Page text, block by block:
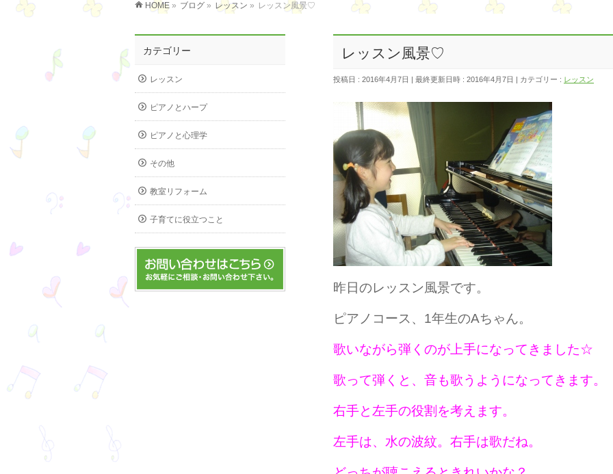
HOME » ブログ » レッスン » レッスン風景♡
レッスン風景♡
投稿日 : 2016年4月7日 最終更新日時 : 2016年4月7日 カテゴリー : レッスン
昨日のレッスン風景です。
ピアノコース、1年生のAちゃん。
歌いながら弾くのが上手になってきました☆
歌って弾くと、音も歌うようになってきます。
右手と左手の役割を考えます。
左手は、水の波紋。右手は歌だね。
カテゴリー
レッスン
ピアノとハープ
ピアノと心理学
その他
教室リフォーム
子育てに役立つこと